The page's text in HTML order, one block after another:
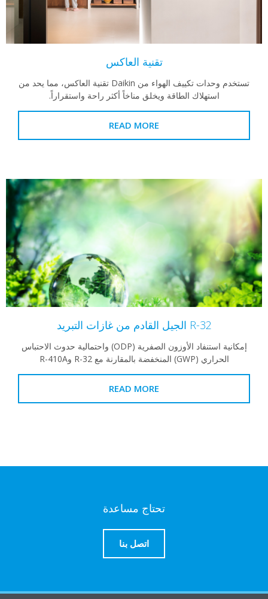
تقنية العاكس
تستخدم وحدات تكييف الهواء من Daikin تقنية العاكس، مما يحد من
استهلاك الطاقة ويخلق مناخاً أكثر راحة واستقراراً.
READ MORE
إمكانية استنفاد الأوزون الصفرية (ODP) واحتمالية حدوث الاحتباس
الحراري (GWP) المنخفضة بالمقارنة مع R-32 وR-410A
READ MORE
تحتاج مساعدة
اتصل بنا